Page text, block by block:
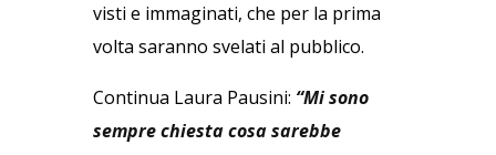
visti e immaginati, che per la prima
volta saranno svelati al pubblico.
Continua Laura Pausini: “Mi sono
sempre chiesta cosa sarebbe